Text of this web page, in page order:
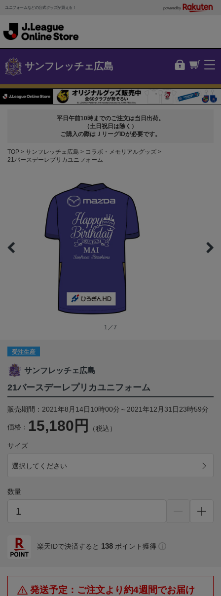
ユニフォームなどの公式グッズが買える！ powered by
サンフレッチェ広島
平日午前10時までのご注文は当日出荷。
（土日祝日は除く）
ご購入の際はＪリーグIDが必要です。
TOP サンフレッチェ広島
コラボ・メモリアルグッズ
21バースデーレプリカユニフォーム
1／7
受注生産
サンフレッチェ広島
21バースデーレプリカユニフォーム
販売期間：2021年8月14日10時00分～2021年12月31日23時59分
価格： 15,180円 （税込）
サイズ
選択してください
数量
楽天IDで決済すると 138 ポイント獲得
発送予定：ご注文より約4週間でお届け